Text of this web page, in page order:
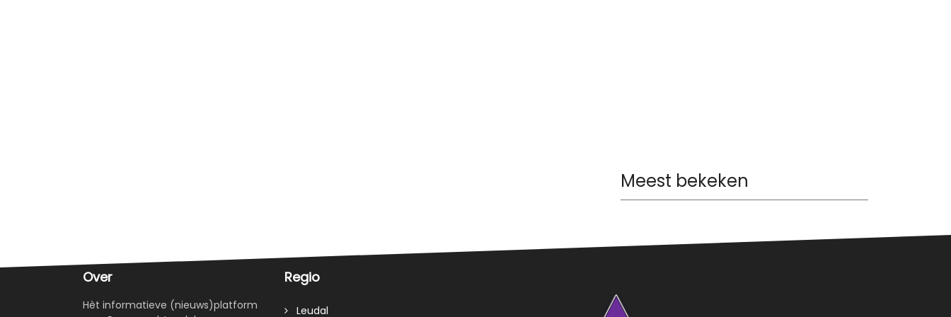
Meest bekeken
Over
Hèt informatieve (nieuws)platform
Regio
Leudal